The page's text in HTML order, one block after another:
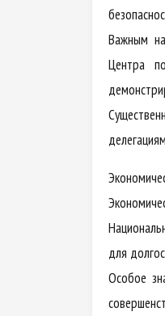
Важным
Центра
для
Особое